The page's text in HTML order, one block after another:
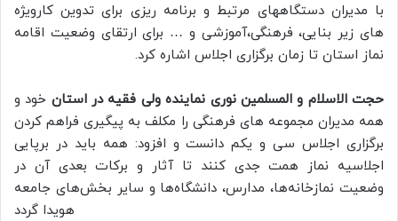
با مدیران دستگاههای مرتبط و برنامه ریزی برای تدوین کارویژه
های زیر بنایی، فرهنگی،آموزشی و … برای ارتقای وضعیت اقامه
نماز استان تا زمان برگزاری اجلاس اشاره کرد.
حجت الاسلام و المسلمین نوری نماینده ولی فقیه در استان خود و
همه‌ مدیران مجموعه های فرهنگی را مکلف به پیگیری فراهم کردن
برگزاری اجلاس سی و یکم دانست و افزود: همه باید در برپایی
اجلاسیه نماز همت جدی کنند تا آثار و برکات بعدی آن در
وضعیت نمازخانه‌ها، مدارس، دانشگاه‌ها و سایر بخش‌های جامعه
هویدا گردد